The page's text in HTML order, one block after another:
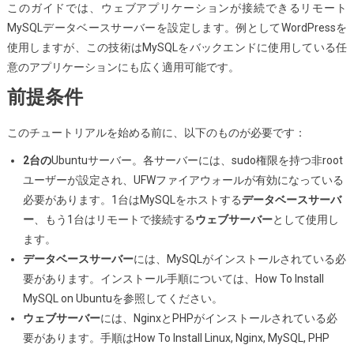
ベ
ー
ス
し
WordPress
このガイドでは、ウェブアプリケーションが接続できるリモート
MySQLデータベースサーバーを設定します。例としてWordPressを
使用しますが、この技術はMySQLをバックエンドに使用している任
意のアプリケーションにも広く適用可能です。
前提条件
このチュートリアルを始める前に、以下のものが必要です：
2台のUbuntuサーバー。各サーバーには、sudo権限を持つ非root
ユーザーが設定され、UFWファイアウォールが有効になっている
必要があります。1台はMySQLをホストするデータベースサーバ
ー、もう1台はリモートで接続するウェブサーバーとして使用し
ます。
データベースサーバーには、MySQLがインストールされている必
要があります。インストール手順については、How To Install
MySQL on Ubuntuを参照してください。
ウェブサーバーには、NginxとPHPがインストールされている必
要があります。手順はHow To Install Linux, Nginx, MySQL, PHP